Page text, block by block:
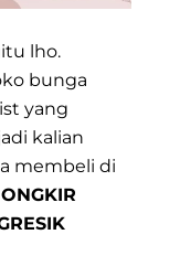
lho.
bunga
yang
kalian
membeli di